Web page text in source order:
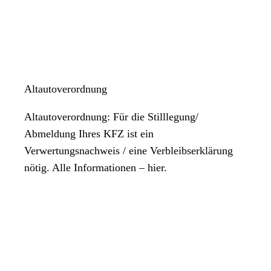
Altautoverordnung
Altautoverordnung: Für die Stilllegung/
Abmeldung Ihres KFZ ist ein
Verwertungsnachweis / eine Verbleibserklärung
nötig. Alle Informationen – hier.